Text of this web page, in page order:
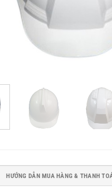
HƯỚNG DẪN MUA HÀNG & THANH